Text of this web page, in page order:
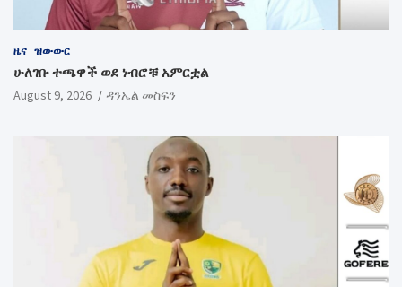
ዜና ዝውውር
ሁለገቡ ተጫዋች ወደ ነብሮቹ አምርቷል
August 9, 2026 ዳንኤል መስፍን